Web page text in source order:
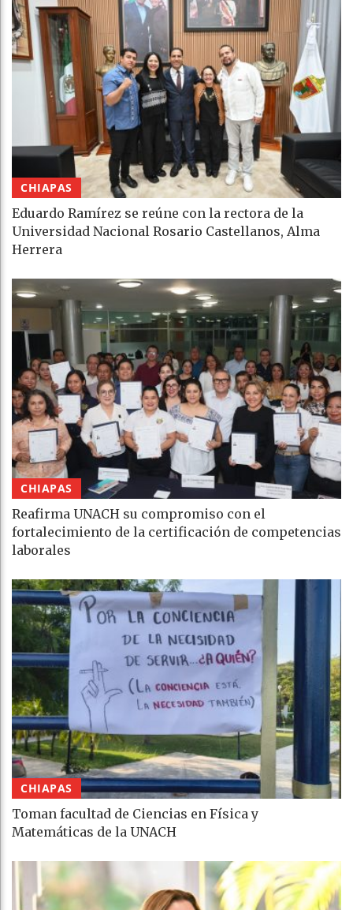
CHIAPAS
Eduardo Ramírez se reúne con la rectora de la
Universidad Nacional Rosario Castellanos, Alma
Herrera
CHIAPAS
Reafirma UNACH su compromiso con el
fortalecimiento de la certificación de competencias
laborales
CHIAPAS
Toman facultad de Ciencias en Física y
Matemáticas de la UNACH